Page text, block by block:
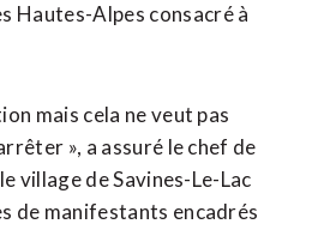
Hautes-Alpes consacré à
mais cela ne veut pas
», a assuré le chef de
village de Savines-Le-Lac
de manifestants encadrés